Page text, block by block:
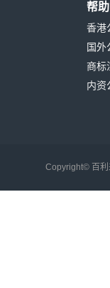
帮
香港
国外
商标
内资
Copyright© 百